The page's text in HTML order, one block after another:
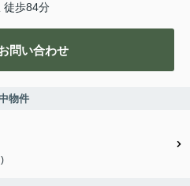
徒歩84分
問い合わせ
物件